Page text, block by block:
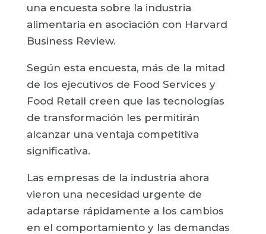
una encuesta sobre la industria
alimentaria en asociación con Harvard
Business Review.
Según esta encuesta, más de la mitad
de los ejecutivos de Food Services y
Food Retail creen que las tecnologías
de transformación les permitirán
alcanzar una ventaja competitiva
significativa.
Las empresas de la industria ahora
vieron una necesidad urgente de
adaptarse rápidamente a los cambios
en el comportamiento y las demandas